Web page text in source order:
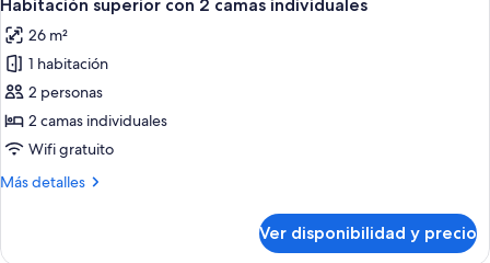
todas
las
fotos
de
Habitación
superior
2
Habitación superior con 2 camas individuales
26 m²
1 habitación
2 personas
2 camas individuales
Wifi gratuito
Más detalles
Más
Ver disponibilidad y precio